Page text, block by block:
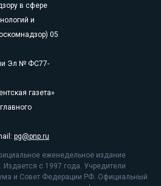
в сфере
и
05
Эл № ФС77-
газета»
pg@pnp.ru
еженедельное издание
с 1997 года. Учредители
и Совет Федерации РФ. Официальный